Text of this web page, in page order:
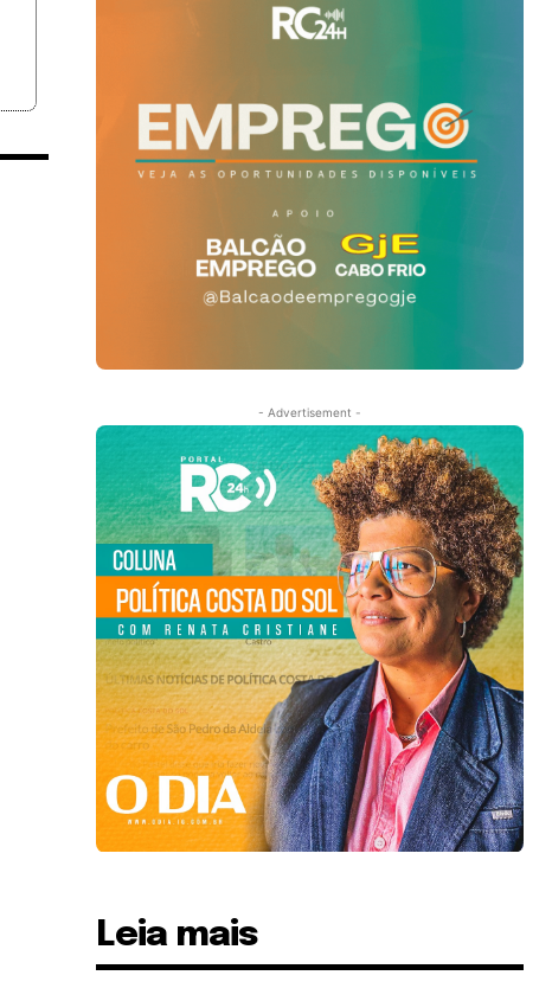
- Advertisement -
Leia mais